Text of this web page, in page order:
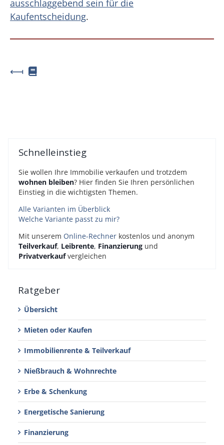
ausschlaggebend sein für die
Kaufentscheidung.
⟻
Schnelleinstieg
Sie wollen Ihre Immobilie verkaufen und trotzdem
wohnen bleiben? Hier finden Sie Ihren persönlichen
Einstieg in die wichtigsten Themen.
Alle Varianten im Überblick
Welche Variante passt zu mir?
Mit unserem Online-Rechner kostenlos und anonym
Teilverkauf, Leibrente, Finanzierung und
Privatverkaufvergleichen
Ratgeber
Übersicht
Mieten oder Kaufen
Immobilienrente & Teilverkauf
Nießbrauch & Wohnrechte
Erbe & Schenkung
Energetische Sanierung
Finanzierung